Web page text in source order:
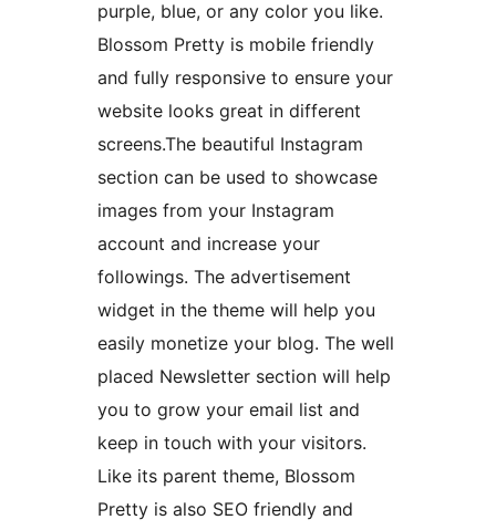
purple, blue, or any color you like.
Blossom Pretty is mobile friendly
and fully responsive to ensure your
website looks great in different
screens.The beautiful Instagram
section can be used to showcase
images from your Instagram
account and increase your
followings. The advertisement
widget in the theme will help you
easily monetize your blog. The well
placed Newsletter section will help
you to grow your email list and
keep in touch with your visitors.
Like its parent theme, Blossom
Pretty is also SEO friendly and